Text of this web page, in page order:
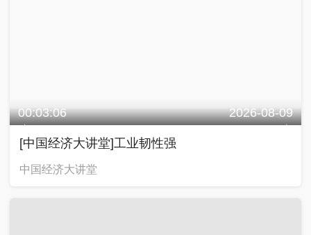
00:03:06 2026-08-09
[中国经济大讲堂]工业韧性强
中国经济大讲堂